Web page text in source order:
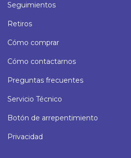
Seguimientos
Retiros
Cómo comprar
Cómo contactarnos
Preguntas frecuentes
Servicio Técnico
Botón de arrepentimiento
Privacidad